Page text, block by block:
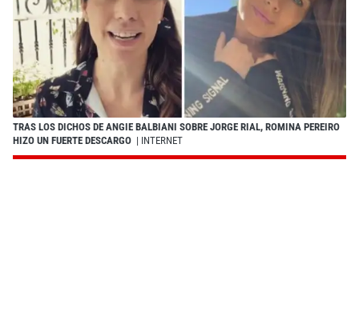
TRAS LOS DICHOS DE ANGIE BALBIANI SOBRE JORGE RIAL, ROMINA PEREIRO
HIZO UN FUERTE DESCARGO | INTERNET